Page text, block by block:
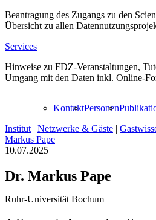
Beantragung des Zugangs zu den
Übersicht zu allen
Services
Hinweise zu FDZ-Veranstaltungen,
Umgang mit den Daten inkl. Online-
KontaktPersonen
Institut | Netzwerke & Gäste |
Markus Pape
10.07.2025
Dr. Markus Pape
Ruhr-Universität Bochum